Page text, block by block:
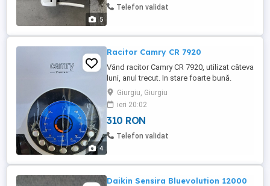
5
Telefon validat
4
Racitor Camry CR 7920
Vând racitor Camry CR 7920, utilizat câteva
luni, anul trecut. In stare foarte bună.
Funcționează cu baterii congelate și apă
cu gheață.
Giurgiu, Giurgiu
ieri 20:02
310 RON
Telefon validat
Daikin Sensira Bluevolution 12000